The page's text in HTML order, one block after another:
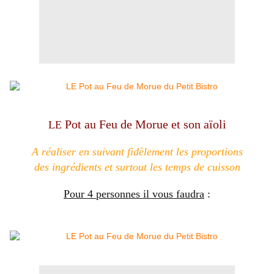
LE Pot au Feu de Morue et son aïoli
A réaliser en suivant fidèlement les proportions
des ingrédients et surtout les temps de cuisson
Pour 4 personnes il vous faudra :